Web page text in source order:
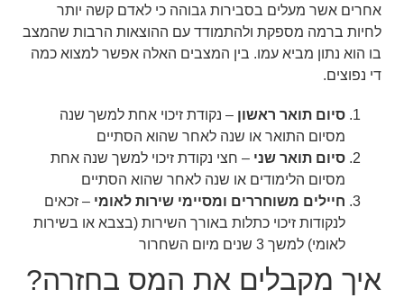
אחרים אשר מעלים בסבירות גבוהה כי לאדם קשה יותר
לחיות ברמה מספקת ולהתמודד עם ההוצאות הרבות שהמצב
בו הוא נתון מביא עמו. בין המצבים האלה אפשר למצוא כמה
די נפוצים.
סיום תואר ראשון – נקודת זיכוי אחת למשך שנה
מסיום התואר או שנה לאחר שהוא הסתיים
סיום תואר שני – חצי נקודת זיכוי למשך שנה אחת
מסיום הלימודים או שנה לאחר שהוא הסתיים
חיילים משוחררים ומסיימי שירות לאומי – זכאים
לנקודות זיכוי כתלות באורך השירות (בצבא או בשירות
לאומי) למשך 3 שנים מיום השחרור
איך מקבלים את המס בחזרה?